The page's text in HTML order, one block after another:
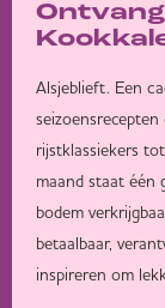
Alsjeblieft. Een
rijstklassiekers
maand staat één
bodem
betaalbaar,
inspireren om